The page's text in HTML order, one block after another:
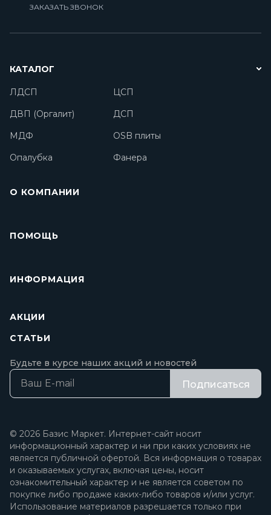
ЗАКАЗАТЬ ЗВОНОК
КАТАЛОГ
ЛДСП
ЦСП
ДВП (Оргалит)
ДСП
МДФ
OSB плиты
Опалубка
Фанера
О КОМПАНИИ
ПОМОЩЬ
ИНФОРМАЦИЯ
АКЦИИ
СТАТЬИ
Будьте в курсе наших акций и новостей
Подписаться
© 2026 Базис Маркет. Интернет-сайт носит
информационный характер и ни при каких условиях не
является публичной офертой. Вся информация о товарах
и оказываемых услугах, включая цены, носит
ознакомительный характер и не является советом по
покупке либо продаже каких-либо товаров и/или услуг.
Использование материалов разрешается только при